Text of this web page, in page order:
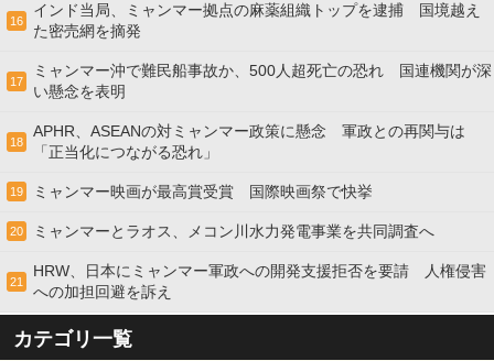
16
インド当局、ミャンマー拠点の麻薬組織トップを逮捕 国境越え
た密売網を摘発
17
ミャンマー沖で難民船事故か、500人超死亡の恐れ 国連機関が深
い懸念を表明
18
APHR、ASEANの対ミャンマー政策に懸念 軍政との再関与は
「正当化につながる恐れ」
19 ミャンマー映画が最高賞受賞 国際映画祭で快挙
20 ミャンマーとラオス、メコン川水力発電事業を共同調査へ
21
HRW、日本にミャンマー軍政への開発支援拒否を要請 人権侵害
への加担回避を訴え
カテゴリ一覧